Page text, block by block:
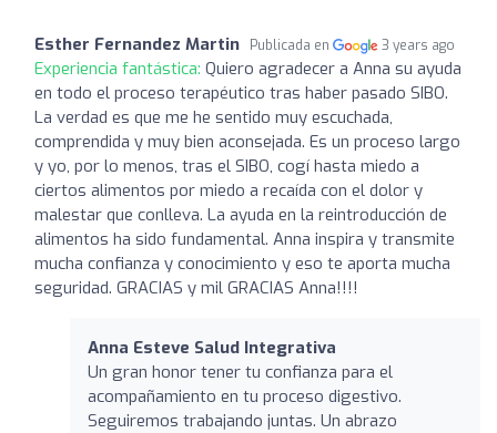
Esther Fernandez Martin Publicada en 3 years ago
Experiencia fantástica: Quiero agradecer a Anna su ayuda
en todo el proceso terapéutico tras haber pasado SIBO.
La verdad es que me he sentido muy escuchada,
comprendida y muy bien aconsejada. Es un proceso largo
y yo, por lo menos, tras el SIBO, cogí hasta miedo a
ciertos alimentos por miedo a recaída con el dolor y
malestar que conlleva. La ayuda en la reintroducción de
alimentos ha sido fundamental. Anna inspira y transmite
mucha confianza y conocimiento y eso te aporta mucha
seguridad. GRACIAS y mil GRACIAS Anna!!!!
Anna Esteve Salud Integrativa
Un gran honor tener tu confianza para el
acompañamiento en tu proceso digestivo.
Seguiremos trabajando juntas. Un abrazo